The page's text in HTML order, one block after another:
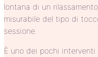
lontana di un
misurabile del tipo di
sessione.
È uno dei pochi